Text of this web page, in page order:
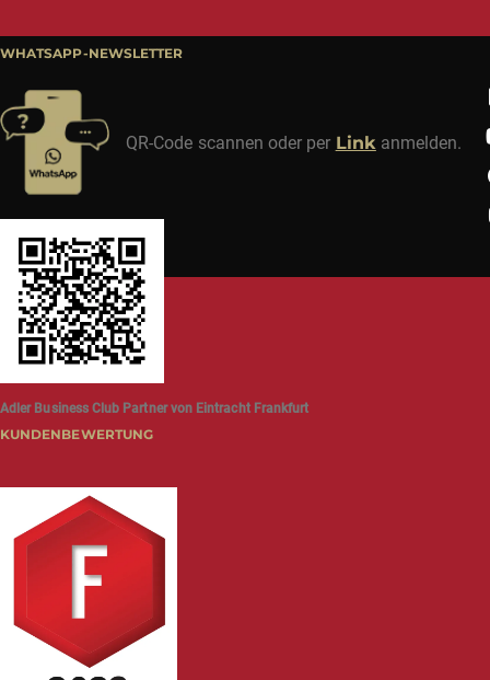
WHATSAPP-NEWSLETTER
QR-Code scannen oder per Link anmelden.
Adler Business Club Partner von Eintracht Frankfurt
KUNDENBEWERTUNG